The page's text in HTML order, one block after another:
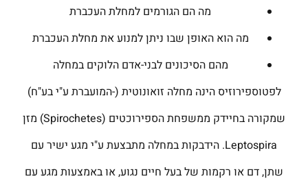
מה הם הגורמים למחלת העכברת
מה הוא האופן שבו ניתן למנוע את מחלת העכברת
מהם הסיכונים לבני-אדם הלוקים במחלה
לפטוספירוזיס הינה מחלה זואונוטית (-המועברת ע"י בע"ח)
שמקורה בחיידק ממשפחת הספירוכטים (Spirochetes) מזן
Leptospira. הידבקות במחלה מתבצעת ע"י מגע ישיר עם
שתן, דם או רקמות של בעל חיים נגוע, או באמצעות מגע עם